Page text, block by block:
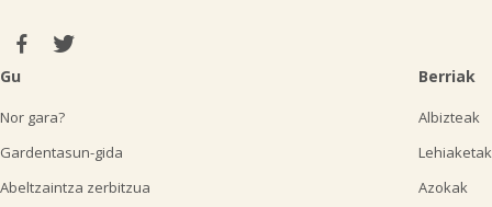
Gu
Nor gara?
Gardentasun-gida
Abeltzaintza zerbitzua
Berriak
Albizteak
Lehiaketak
Azokak